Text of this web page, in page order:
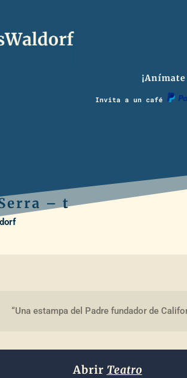
Invita a un café
– t
“Una estampa del Padre fundador de
Abrir Teatro